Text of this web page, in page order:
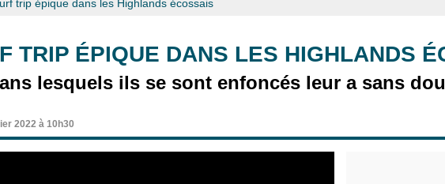
trip épique dans les Highlands écossais
TRIP ÉPIQUE DANS LES HIGHLANDS
lesquels ils se sont enfoncés leur a sans
2022 à 10h30